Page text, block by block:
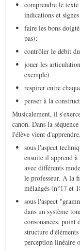
comprendre le
indications et
faire les bons
pas);
contrôler le débit
jouer les
exemple)
respirer entre
penser à la
Musicalement, il
canon. Dans la
l'élève vient
sous l'aspect
ensuite il apprend
avec différents
le professeur. A la
mélangés (n°17 et
sous l'aspect
dans un système
consonances, point
structure
perception linéaire